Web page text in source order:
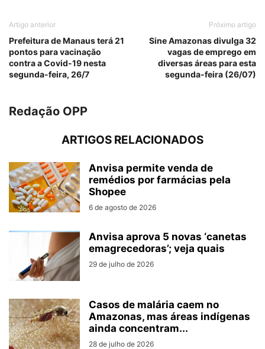
Artigo anterior
Prefeitura de Manaus terá 21
pontos para vacinação
contra a Covid-19 nesta
segunda-feira, 26/7
Próximo artigo
Sine Amazonas divulga 32
vagas de emprego em
diversas áreas para esta
segunda-feira (26/07)
Redação OPP
ARTIGOS RELACIONADOS
Anvisa permite venda de
remédios por farmácias pela
Shopee
6 de agosto de 2026
Anvisa aprova 5 novas ‘canetas
emagrecedoras’; veja quais
29 de julho de 2026
Casos de malária caem no
Amazonas, mas áreas indígenas
ainda concentram...
28 de julho de 2026